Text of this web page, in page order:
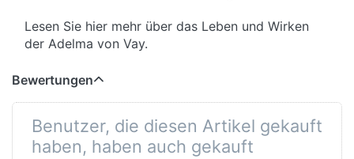
Lesen Sie hier mehr über das Leben und Wirken
der Adelma von Vay.
Bewertungen
Benutzer, die diesen Artikel gekauft
haben, haben auch gekauft